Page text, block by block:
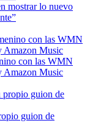
mostrar lo nuevo
con las WMN
Amazon Music
guion de